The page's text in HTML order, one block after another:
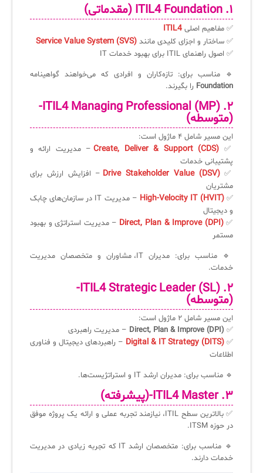
۱. ITIL4 Foundation (مقدماتی)
✅ مفاهیم اصلی ITIL4
✅ ساختار و اجزای کلیدی مانند Service Value System (SVS)
✅ اصول راهنمای ITIL برای بهبود خدمات IT
🔹 مناسب برای: تازه‌کاران و افرادی که می‌خواهند گواهینامه
Foundation را بگیرند.
۲. ITIL4 Managing Professional (MP)
-
(متوسطه)
این مسیر شامل ۴ ماژول است:
✅
– مدیریت ارائه و
پشتیبانی خدمات
✅
Drive Stakeholder Value (DSV) – افزایش ارزش برای
مشتریان
✅
High-Velocity IT (HVIT)
– مدیریت IT در سازمان‌های چابک
و دیجیتال
✅
Direct, Plan & Improve (DPI) – مدیریت استراتژی و بهبود
مستمر
🔹 مناسب برای: مدیران IT، مشاوران و متخصصان مدیریت
خدمات.
۲. ITIL4 Strategic Leader (SL)
-
(متوسطه)
این مسیر شامل ۲ ماژول است:
✅
Direct, Plan & Improve (DPI) – مدیریت راهبردی
✅
Digital & IT Strategy (DITS) – راهبردهای دیجیتال و فناوری
اطلاعات
🔹 مناسب برای: مدیران ارشد IT و استراتژیست‌ها.
۳. ITIL4 Master-(پیشرفته)
✅ بالاترین سطح ITIL، نیازمند تجربه عملی و ارائه یک پروژه موفق
در حوزه ITSM.
🔹 مناسب برای: متخصصان ارشد IT که تجربه زیادی در مدیریت
خدمات دارند.
پلاگین‌های سرویس دسک پلاس
کازیو
✦
مدیریت خدمات سازمانی
سرویس دسک پلاس MSP
اندپوینت سنترال [سامانه مدیریت نقاط پایانی]
AD360
Log360 ابزار SIEM
برنامه‌ساز هوشمند App Creator
سامانه مدیریت امنیت اطلاعات
سامانه مدیریت پشتیبانی مشتریان
DDI
ISO/IEC 20000
راهکارهای مدیریتی فناوری اطلاعات برای مراکز آموزشی و دانشگاه‌ها
✦
مدیریت خدمات منابع انسانی
CIs Control
مجموعه راهکارهای آیناک
اصطلاحات و تعاریف مرتبط با ITIL4
لیست کامل 34 تمرین ITIL4
✦
آموزش سیستم مدیریت خدمات فناوری اطلاعات
نکته‌های کلیدی برای مدیر انفورماتیک
آموزش‌ ویدیویی مفاهیم سرویس دسک
ITIL & SDP
آموزش فارسی ITIL4
چارچوب ITIL برای همه
آرشیو دانلودهای مدانت
✦
ثبت‌نام در دوره‌های آموزشی تخصصی
لیست دوره‌ها
مقالات آموزشی